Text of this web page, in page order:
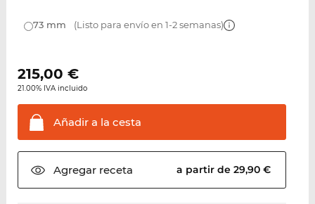
73 mm (Listo para envío en 1-2 semanas)
215,00 €
21.00% IVA incluido
Añadir a la cesta
Agregarreceta a partir de 29,90 €